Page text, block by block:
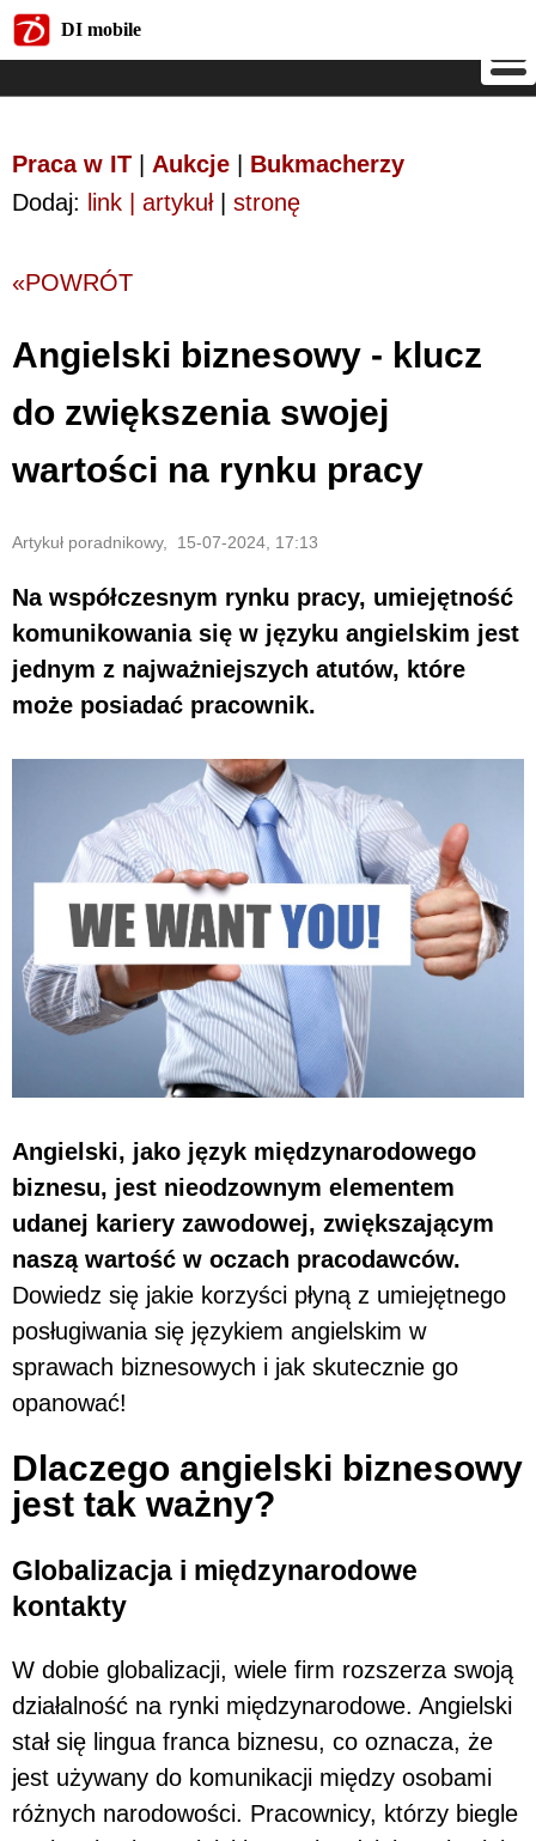
DI mobile
Praca w IT Aukcje
Bukmacherzy
Dodaj: link | artykuł| stronę
«POWRÓT
Angielski biznesowy - klucz
do zwiększenia swojej
wartości na rynku pracy
Artykuł poradnikowy, 15-07-2024, 17:13
Na współczesnym rynku pracy, umiejętność
komunikowania się w języku angielskim jest
jednym z najważniejszych atutów, które
może posiadać pracownik.
Angielski, jako język międzynarodowego
biznesu, jest nieodzownym elementem
udanej kariery zawodowej, zwiększającym
naszą wartość w oczach pracodawców.
Dowiedz się jakie korzyści płyną z umiejętnego
posługiwania się językiem angielskim w
sprawach biznesowych i jak skutecznie go
opanować!
Dlaczego angielski biznesowy
jest tak ważny?
Globalizacja i międzynarodowe
kontakty
W dobie globalizacji, wiele firm rozszerza swoją
działalność na rynki międzynarodowe. Angielski
stał się lingua franca biznesu, co oznacza, że
jest używany do komunikacji między osobami
różnych narodowości. Pracownicy, którzy biegle
DI mobile